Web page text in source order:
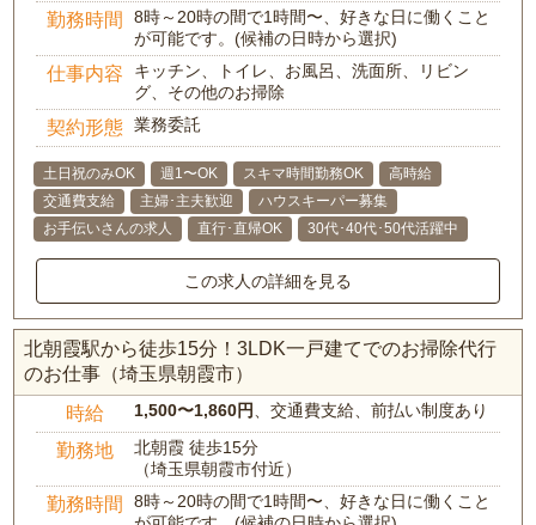
勤務時間
8時～20時の間で1時間〜、好きな日に働くこと
が可能です。(候補の日時から選択)
仕事内容
キッチン、トイレ、お風呂、洗面所、リビン
グ、その他のお掃除
契約形態 業務委託
土日祝のみOK 週1〜OK スキマ時間勤務OK
高時給
交通費支給
主婦･主夫歓迎
ハウスキーパー募集
お手伝いさんの求人
直行･直帰OK 30代･40代･50代活躍中
この求人の詳細を見る
北朝霞駅から徒歩15分！3LDK一戸建てでのお掃除代行
のお仕事（埼玉県朝霞市）
時給 1,500〜1,860円 、交通費支給、前払い制度あり
勤務地
北朝霞 徒歩15分
（埼玉県朝霞市付近）
勤務時間
8時～20時の間で1時間〜、好きな日に働くこと